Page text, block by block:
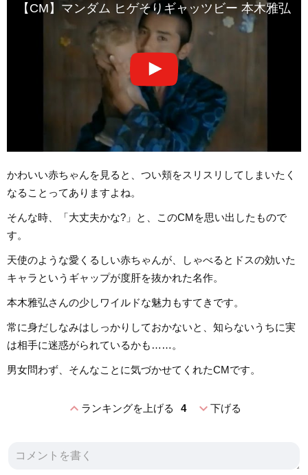
【CM】マンダム ヒゲそりギャッツビー 本木雅弘
かわいい赤ちゃんを見ると、つい頬をスリスリしてしまいたく
なることってありますよね。
そんな時、「大丈夫かな?」と、このCMを思い出したもので
す。
天使のような愛くるしい赤ちゃんが、しゃべるとドスの効いた
キャラというギャップが度肝を抜かれた名作。
本木雅弘さんの少しワイルドな魅力もすてきです。
常に身だしなみはしっかりしておかないと、知らないうちに実
は相手に迷惑がられているかも……。
男女問わず、そんなことに気づかせてくれたCMです。
expand_lessランキングを上げる 4 expand_more下げる